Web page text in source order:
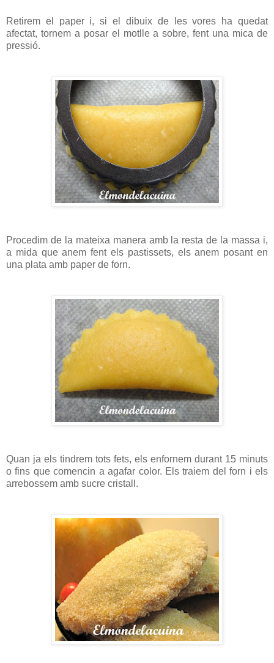
Retirem el paper i, si el dibuix de les vores ha quedat
afectat, tornem a posar el motlle a sobre, fent una mica de
pressió.
Procedim de la mateixa manera amb la resta de la massa i,
a mida que anem fent els pastissets, els anem posant en
una plata amb paper de forn.
Quan ja els tindrem tots fets, els enfornem durant 15 minuts
o fins que comencin a agafar color. Els traiem del forn i els
arrebossem amb sucre cristall.